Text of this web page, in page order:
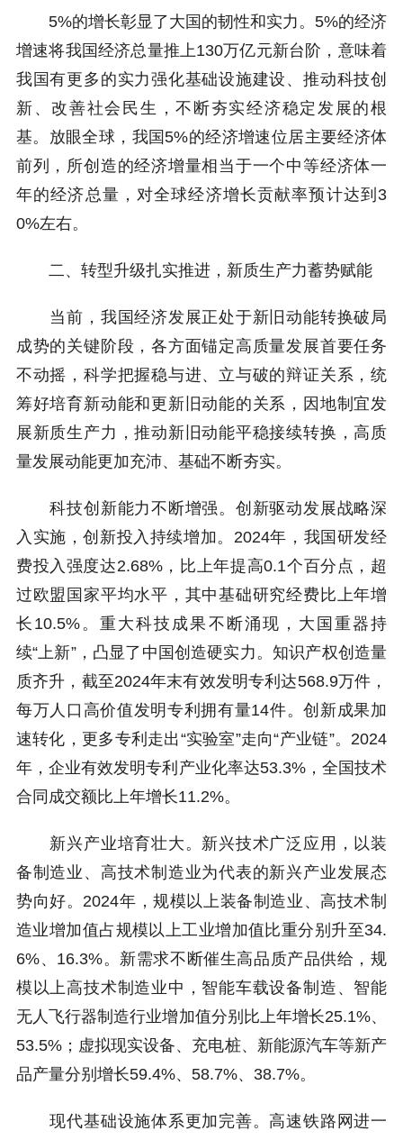
5%的增长彰显了大国的韧性和实力。5%的经济
增速将我国经济总量推上130万亿元新台阶，意味着
我国有更多的实力强化基础设施建设、推动科技创
新、改善社会民生，不断夯实经济稳定发展的根
基。放眼全球，我国5%的经济增速位居主要经济体
前列，所创造的经济增量相当于一个中等经济体一
年的经济总量，对全球经济增长贡献率预计达到3
0%左右。
二、转型升级扎实推进，新质生产力蓄势赋能
当前，我国经济发展正处于新旧动能转换破局
成势的关键阶段，各方面锚定高质量发展首要任务
不动摇，科学把握稳与进、立与破的辩证关系，统
筹好培育新动能和更新旧动能的关系，因地制宜发
展新质生产力，推动新旧动能平稳接续转换，高质
量发展动能更加充沛、基础不断夯实。
科技创新能力不断增强。创新驱动发展战略深
入实施，创新投入持续增加。2024年，我国研发经
费投入强度达2.68%，比上年提高0.1个百分点，超
过欧盟国家平均水平，其中基础研究经费比上年增
长10.5%。重大科技成果不断涌现，大国重器持
续“上新”，凸显了中国创造硬实力。知识产权创造量
质齐升，截至2024年末有效发明专利达568.9万件，
每万人口高价值发明专利拥有量14件。创新成果加
速转化，更多专利走出“实验室”走向“产业链”。2024
年，企业有效发明专利产业化率达53.3%，全国技术
合同成交额比上年增长11.2%。
新兴产业培育壮大。新兴技术广泛应用，以装
备制造业、高技术制造业为代表的新兴产业发展态
势向好。2024年，规模以上装备制造业、高技术制
造业增加值占规模以上工业增加值比重分别升至34.
6%、16.3%。新需求不断催生高品质产品供给，规
模以上高技术制造业中，智能车载设备制造、智能
无人飞行器制造行业增加值分别比上年增长25.1%、
53.5%；虚拟现实设备、充电桩、新能源汽车等新产
品产量分别增长59.4%、58.7%、38.7%。
现代基础设施体系更加完善。高速铁路网进一